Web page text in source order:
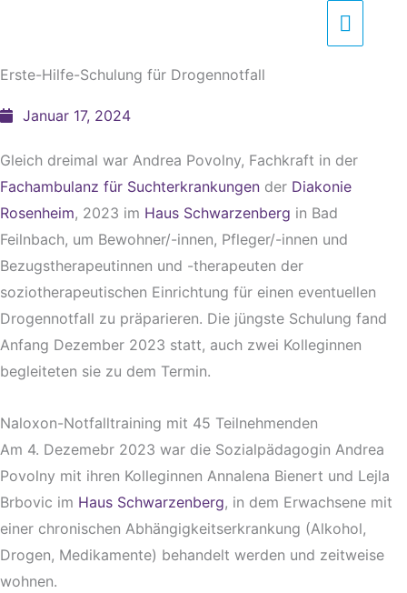
springen
Erste-Hilfe-Schulung für Drogennotfall
Januar 17, 2024
Gleich dreimal war Andrea Povolny, Fachkraft in der
Fachambulanz für Suchterkrankungen der Diakonie
Rosenheim, 2023 im Haus Schwarzenberg in Bad
Feilnbach, um Bewohner/-innen, Pfleger/-innen und
Bezugstherapeutinnen und -therapeuten der
soziotherapeutischen Einrichtung für einen eventuellen
Drogennotfall zu präparieren. Die jüngste Schulung fand
Anfang Dezember 2023 statt, auch zwei Kolleginnen
begleiteten sie zu dem Termin.
Naloxon-Notfalltraining mit 45 Teilnehmenden
Am 4. Dezemebr 2023 war die Sozialpädagogin Andrea
Povolny mit ihren Kolleginnen Annalena Bienert und Lejla
Brbovic im Haus Schwarzenberg, in dem Erwachsene mit
einer chronischen Abhängigkeitserkrankung (Alkohol,
Drogen, Medikamente) behandelt werden und zeitweise
wohnen.